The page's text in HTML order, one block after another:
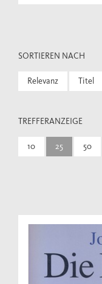
SORTIEREN NACH
Relevanz Titel
TREFFERANZEIGE
10 25 50